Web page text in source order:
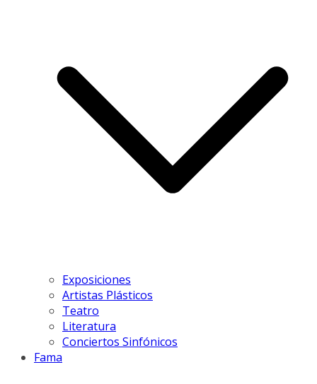
Exposiciones
Artistas Plásticos
Teatro
Literatura
Conciertos Sinfónicos
Fama